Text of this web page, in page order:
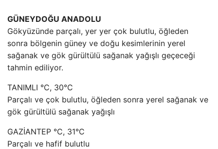
GÜNEYDOĞU ANADOLU
Gökyüzünde parçalı, yer yer çok bulutlu, öğleden
sonra bölgenin güney ve doğu kesimlerinin yerel
sağanak ve gök gürültülü sağanak yağışlı geçeceği
tahmin ediliyor.
TANIMLI °C, 30°C
Parçalı ve çok bulutlu, öğleden sonra yerel sağanak ve
gök gürültülü sağanak yağışlı
GAZİANTEP °C, 31°C
Parçalı ve hafif bulutlu